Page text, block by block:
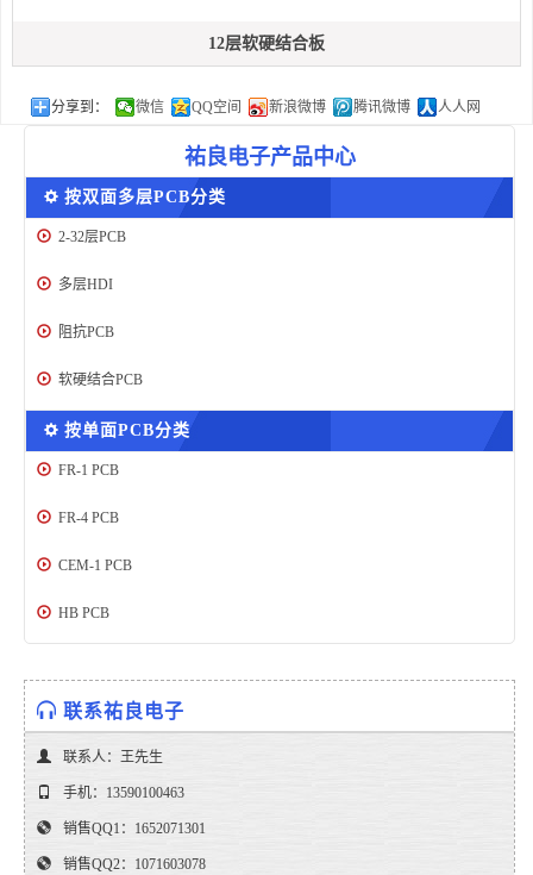
12层软硬结合板
分享到： 微信 QQ空间 新浪微博 腾讯微博 人人网
祐良电子产品中心
按双面多层PCB分类
2-32层PCB
多层HDI
阻抗PCB
软硬结合PCB
按单面PCB分类
FR-1 PCB
FR-4 PCB
CEM-1 PCB
HB PCB
联系祐良电子
联系人：王先生
手机：13590100463
销售QQ1：1652071301
销售QQ2：1071603078